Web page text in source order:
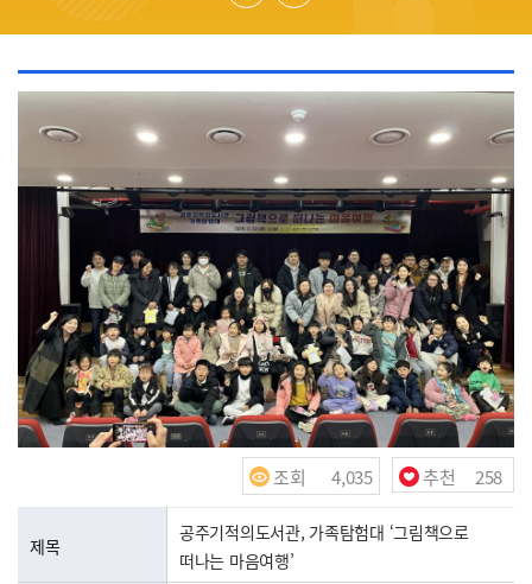
조회
수
4,035
추천
수
258
제목
공주기적의도서관, 가족탐험대 ‘그림책으로
떠나는 마음여행’